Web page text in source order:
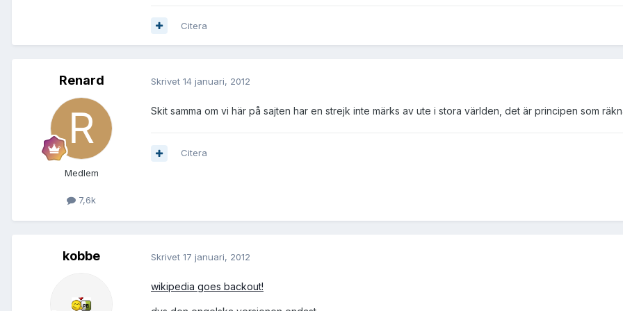
Citera
Renard
Medlem
7,6k
Skrivet 14 januari, 2012
Skit samma om vi här på sajten har en strejk inte märks av ute i stora världen, det är principen som
Citera
kobbe Skrivet 17 januari, 2012
wikipedia goes backout!